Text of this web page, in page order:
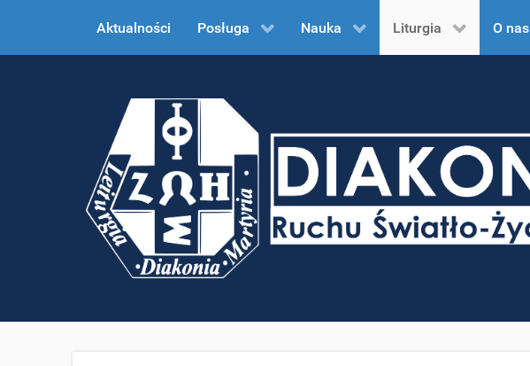
Aktualności Posługa Nauka Liturgia O nas